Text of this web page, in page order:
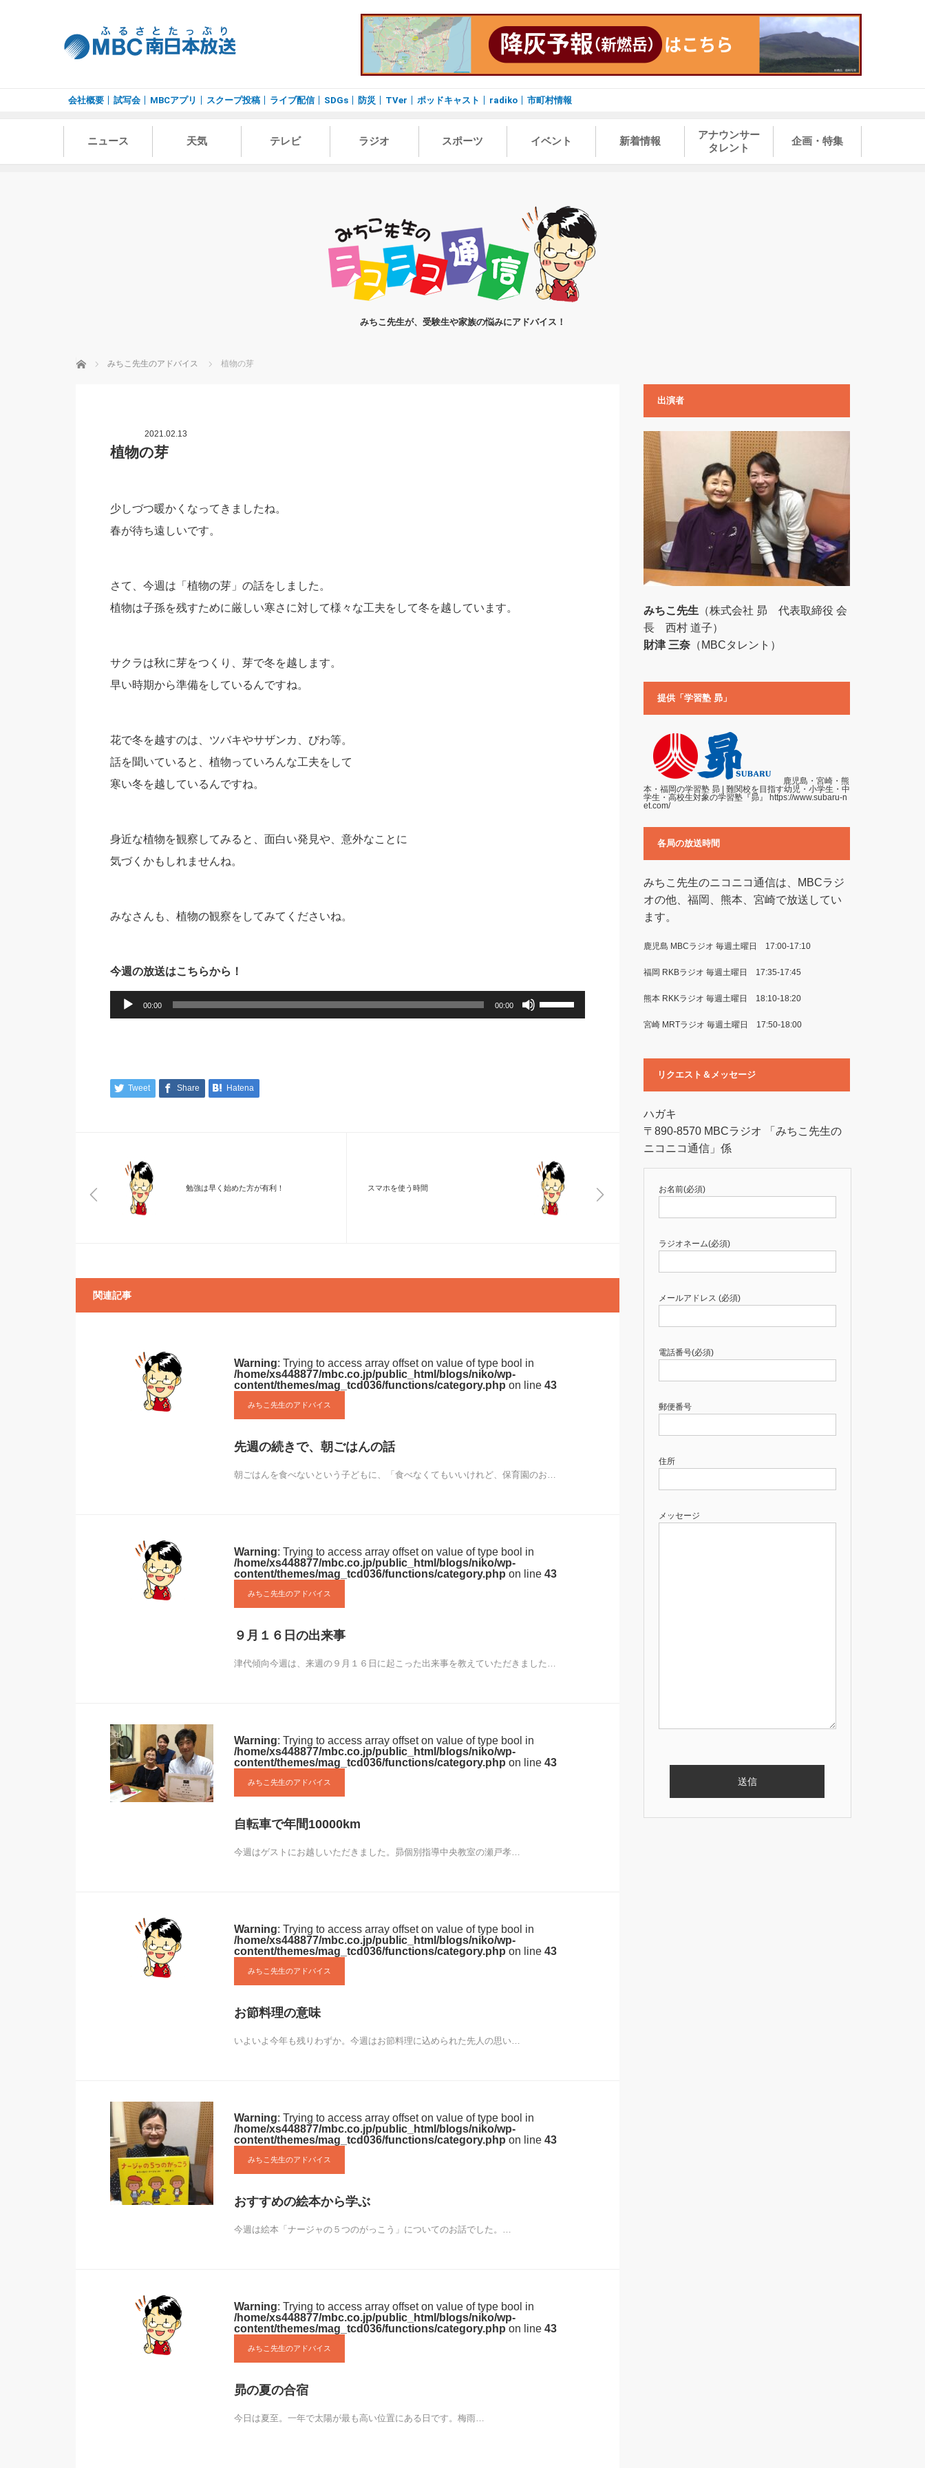
会社概要 試写会 MBCアプリ スクープ投稿 ライブ配信 SDGs 防災 TVer ポッドキャスト radiko 市町村情報
ニュース 天気 テレビ ラジオ スポーツ イベント 新着情報
アナウンサー
タレント
企画・特集
みちこ先生が、受験生や家族の悩みにアドバイス！
ホーム みちこ先生のアドバイス 植物の芽
2021.02.13
植物の芽
少しづつ暖かくなってきましたね。
春が待ち遠しいです。
さて、今週は「植物の芽」の話をしました。
植物は子孫を残すために厳しい寒さに対して様々な工夫をして冬を越しています。
サクラは秋に芽をつくり、芽で冬を越します。
早い時期から準備をしているんですね。
花で冬を越すのは、ツバキやサザンカ、びわ等。
話を聞いていると、植物っていろんな工夫をして
寒い冬を越しているんですね。
身近な植物を観察してみると、面白い発見や、意外なことに
気づくかもしれませんね。
みなさんも、植物の観察をしてみてくださいね。
今週の放送はこちらから！
音
ー
00:00 00:00
ボ
は
上
Tweet Share Hatena
勉強は早く始めた方が有利！ スマホを使う時間
関連記事
Warning: Trying to access array offset on value of type bool in
/home/xs448877/mbc.co.jp/public_html/blogs/niko/wp-
content/themes/mag_tcd036/functions/category.php on line 43
みちこ先生のアドバイス
先週の続きで、朝ごはんの話
朝ごはんを食べないという子どもに、「食べなくてもいいけれど、保育園のお…
Warning: Trying to access array offset on value of type bool in
/home/xs448877/mbc.co.jp/public_html/blogs/niko/wp-
content/themes/mag_tcd036/functions/category.php on line 43
みちこ先生のアドバイス
９月１６日の出来事
津代傾向今週は、来週の９月１６日に起こった出来事を教えていただきました…
Warning: Trying to access array offset on value of type bool in
/home/xs448877/mbc.co.jp/public_html/blogs/niko/wp-
content/themes/mag_tcd036/functions/category.php on line 43
みちこ先生のアドバイス
自転車で年間10000km
今週はゲストにお越しいただきました。昴個別指導中央教室の瀬戸孝…
Warning: Trying to access array offset on value of type bool in
/home/xs448877/mbc.co.jp/public_html/blogs/niko/wp-
content/themes/mag_tcd036/functions/category.php on line 43
みちこ先生のアドバイス
お節料理の意味
いよいよ今年も残りわずか。今週はお節料理に込められた先人の思い…
Warning: Trying to access array offset on value of type bool in
/home/xs448877/mbc.co.jp/public_html/blogs/niko/wp-
content/themes/mag_tcd036/functions/category.php on line 43
みちこ先生のアドバイス
おすすめの絵本から学ぶ
今週は絵本「ナージャの５つのがっこう」についてのお話でした。…
Warning: Trying to access array offset on value of type bool in
/home/xs448877/mbc.co.jp/public_html/blogs/niko/wp-
content/themes/mag_tcd036/functions/category.php on line 43
みちこ先生のアドバイス
昴の夏の合宿
今日は夏至。一年で太陽が最も高い位置にある日です。梅雨…
出演者
みちこ先生 （株式会社 昴 代表取締役 会
長 西村 道子）
財津 三奈（MBCタレント）
提供「学習塾 昴」
鹿児島・宮崎・熊
本・福岡の学習塾 昴 | 難関校を目指す幼児・小学生・中
学生・高校生対象の学習塾『昴』
https://www.subaru-n
et.com/
各局の放送時間
みちこ先生のニコニコ通信は、MBCラジ
オの他、福岡、熊本、宮崎で放送してい
ます。
鹿児島 MBCラジオ 毎週土曜日 17:00-17:10
福岡 RKBラジオ 毎週土曜日 17:35-17:45
熊本 RKKラジオ 毎週土曜日 18:10-18:20
宮崎 MRTラジオ 毎週土曜日 17:50-18:00
リクエスト＆メッセージ
ハガキ
〒890-8570 MBCラジオ 「みちこ先生の
ニコニコ通信」係
お名前(必須)
ラジオネーム(必須)
メールアドレス (必須)
電話番号(必須)
郵便番号
住所
メッセージ